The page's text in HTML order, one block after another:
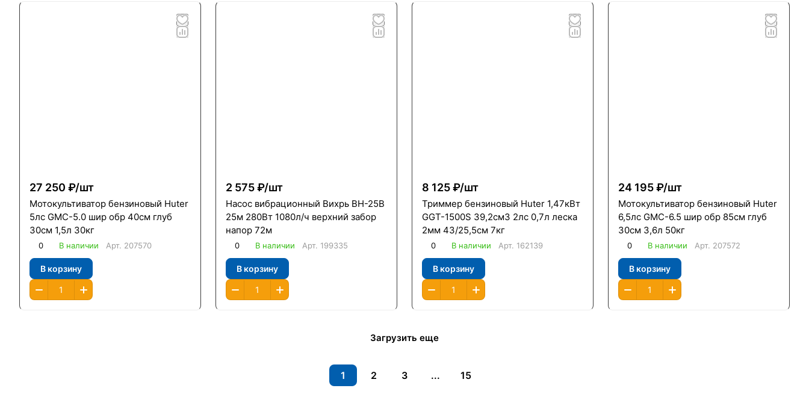
27 250 ₽/шт
Мотокультиватор бензиновый Huter
5лс GMC-5.0 шир обр 40см глуб
30см 1,5л 30кг
0 В наличии Арт. 207570
В корзину
2 575 ₽/шт
Насос вибрационный Вихрь ВН-25В
25м 280Вт 1080л/ч верхний забор
напор 72м
0 В наличии Арт. 199335
В корзину
8 125 ₽/шт
Триммер бензиновый Huter 1,47кВт
GGT-1500S 39,2см3 2лс 0,7л леска
2мм 43/25,5см 7кг
0 В наличии Арт. 162139
В корзину
24 195 ₽/шт
Мотокультиватор бензиновый Huter
6,5лс GMC-6.5 шир обр 85см глуб
30см 3,6л 50кг
0 В наличии Арт. 207572
В корзину
Загрузить еще
1 2 3 ... 15